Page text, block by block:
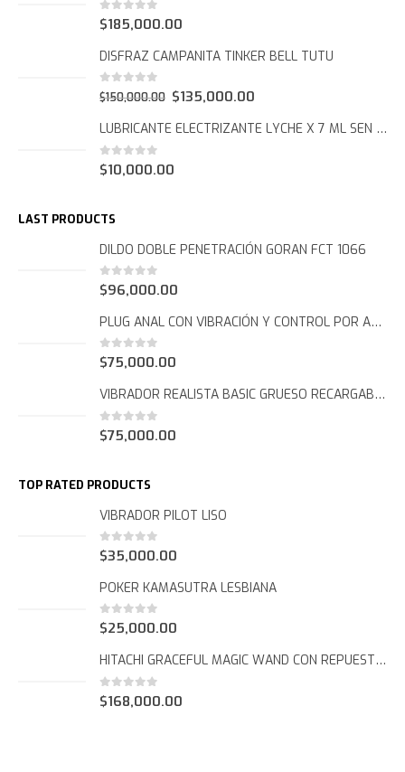
0out of 5
$185,000.00
DISFRAZ CAMPANITA TINKER BELL TUTU
0out of 5
$150,000.00 Original
was:
$135,000.00
is:
LUBRICANTE ELECTRIZANTE LYCHE X 7 ML SEN INTIMO
0out of 5
$10,000.00
LAST PRODUCTS
DILDO DOBLE PENETRACIÓN GORAN FCT 1066
0out of 5
$96,000.00
PLUG ANAL CON VIBRACIÓN Y CONTROL POR APP FCT 1065
0out of 5
$75,000.00
VIBRADOR REALISTA BASIC GRUESO RECARGABLE FCT 1047
0out of 5
$75,000.00
TOP RATED PRODUCTS
VIBRADOR PILOT LISO
0out of 5
$35,000.00
POKER KAMASUTRA LESBIANA
0out of 5
$25,000.00
HITACHI GRACEFUL MAGIC WAND CON REPUESTOS
0out of 5
$168,000.00